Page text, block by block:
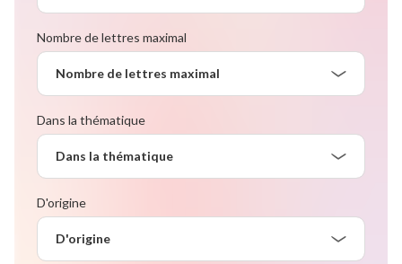
Nombre de lettres maximal
Nombre de lettres maximal
Dans la thématique
Dans la thématique
D'origine
D'origine